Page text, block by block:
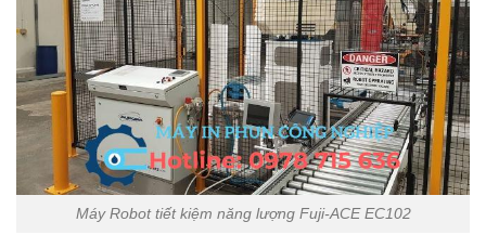
Máy Robot tiết kiệm năng lượng Fuji-ACE EC102